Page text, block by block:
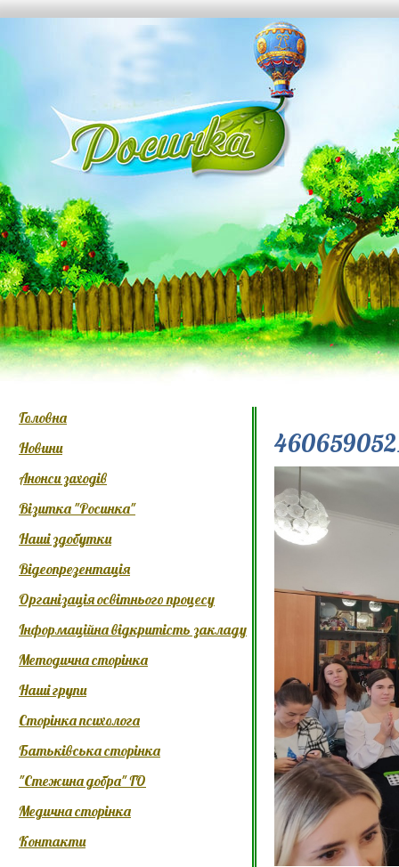
Головна
Новини
Анонси заходів
Візитка "Росинка"
Наші здобутки
Відеопрезентація
Організація освітнього процесу
Інформаційна відкритість закладу
Методична сторінка
Наші групи
Сторінка психолога
Батьківська сторінка
"Стежина добра" ГО
Медична сторінка
Контакти